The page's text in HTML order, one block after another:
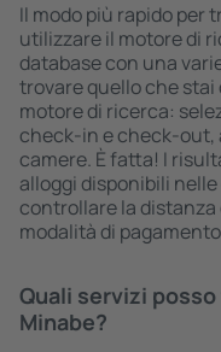
Il modo più rapido per
utilizzare il motore di
database con una
trovare quello che stai
motore di ricerca:
check-in e check-out,
camere. È fatta! I
alloggi disponibili
controllare la
modalità di
Quali servizi
Minabe?